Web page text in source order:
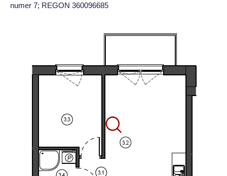
numer 7; REGON 360096685